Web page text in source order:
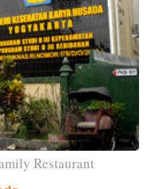
Restaurant